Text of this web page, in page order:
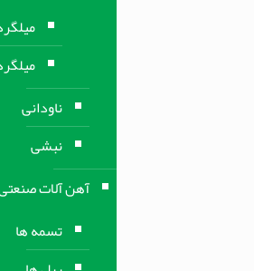
ناودانی
نبشی
آهن آلات
تسمه ها